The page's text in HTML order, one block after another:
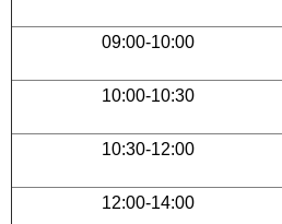
09:00-10:00
10:00-10:30
10:30-12:00
12:00-14:00